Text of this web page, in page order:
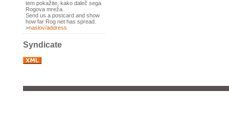
tem pokažite, kako daleč sega
Rogova mreža.
Send us a postcard and show
how far Rog net has spread.
>naslov/address
Syndicate